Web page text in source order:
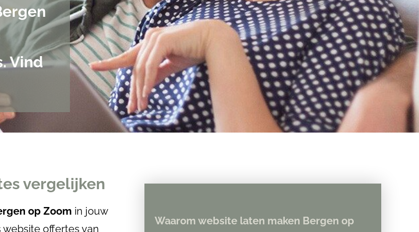
Vind
vergelijken
op Zoom in jouw
offertes van
Waarom website laten maken Bergen op